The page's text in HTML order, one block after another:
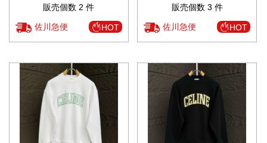
販売個数 2 件
佐川急便 HOT
販売個数 3 件
佐川急便 HOT